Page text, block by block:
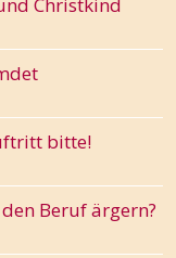
bitte!
Beruf ärgern?